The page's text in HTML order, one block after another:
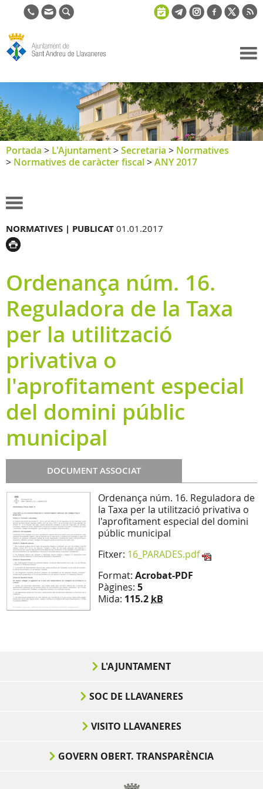
de Sant
Andreu de
Llavaneres
Portada > L'Ajuntament>Secretaria > Normatives
> Normatives de caràcter fiscal>ANY 2017
NORMATIVES | PUBLICAT 01.01.2017
Ordenança núm. 16.
Reguladora de la Taxa
per la utilització
privativa o
l'aprofitament especial
del domini públic
municipal
DOCUMENT ASSOCIAT
Ordenança núm. 16. Reguladora de
la Taxa per la utilització privativa o
l'aprofitament especial del domini
públic municipal
Fitxer: 16_PARADES.pdf
Format: Acrobat-PDF
Pàgines: 5
Mida: 115.2 kB
L'AJUNTAMENT
SOC DE LLAVANERES
VISITO LLAVANERES
GOVERN OBERT. TRANSPARÈNCIA